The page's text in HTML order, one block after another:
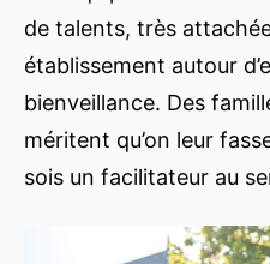
de talents, très
établissement autour
bienveillance. Des
méritent qu’on leur
sois un facilitateur au